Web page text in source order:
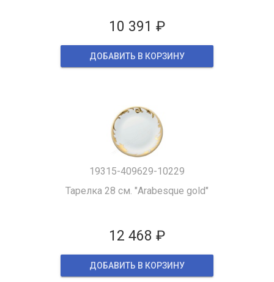
10 391 ₽
ДОБАВИТЬ В КОРЗИНУ
19315-409629-10229
Тарелка 28 см. "Arabesque gold"
12 468 ₽
ДОБАВИТЬ В КОРЗИНУ